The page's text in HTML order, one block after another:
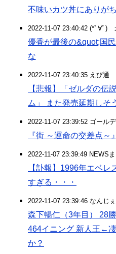
不味いカツ丼にありが
2022-11-07 23:40:42 (*ﾟ∀ﾟ)
優香が最後の&quot;国
な
2022-11-07 23:40:35 えび通
【悲報】「ゼルダの伝
ム」 また発売延期しそ
2022-11-07 23:39:52 ゴール
『街 ～運命の交差点
2022-11-07 23:39:49 NEWS
【訃報】1996年エベ
すぎる・・・
2022-11-07 23:39:46 なんじ
森下暢仁（3年目） 28
464イニング 新人王←
か？